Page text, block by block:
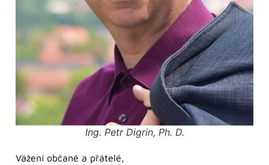
Ing. Petr Digrin, Ph. D.
Vážení občané a přátelé,